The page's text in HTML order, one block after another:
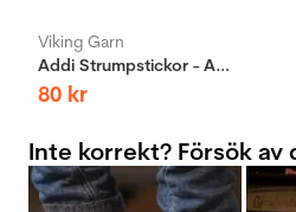
Viking Garn
Addi Strumpstickor - Aluminium
80 kr
Inte korrekt? Försök av